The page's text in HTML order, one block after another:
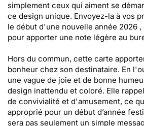
simplement ceux qui aiment se
ce design unique. Envoyez-la à vos
le début d'une nouvelle année 2026
pour apporter une note légère au
Hors du commun, cette carte
bonheur chez son destinataire. En
une vague de joie et de bonne
design inattendu et coloré. Elle
de convivialité et d'amusement, ce
approprié pour un début d’année
sera pas seulement un simple